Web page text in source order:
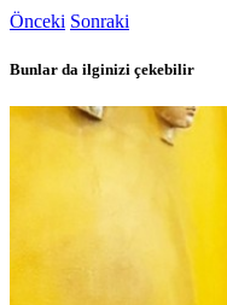
Önceki Sonraki
Bunlar da ilginizi çekebilir